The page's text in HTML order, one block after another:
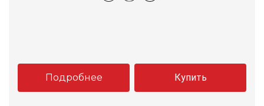
Подробнее Купить